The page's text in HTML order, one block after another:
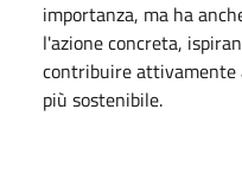
importanza, ma ha
l'azione concreta,
contribuire
più sostenibile.